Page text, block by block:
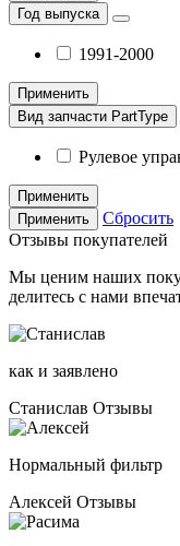
Год выпуска
1991-2000
Применить
Вид запчасти PartType
Рулевое
Применить
Применить
Сбросить
Отзывы покупателей
Мы ценим наших
делитесь с нами
как и заявлено
Станислав Отзывы
Нормальный фильтр
Алексей Отзывы